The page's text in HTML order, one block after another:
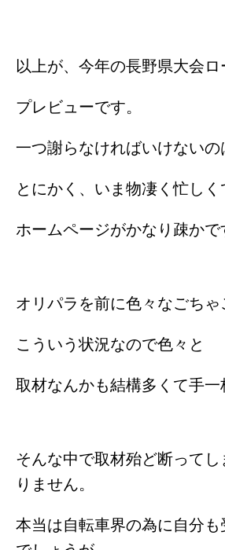
以上が、今年の長野県大会ロ
プレビューです。
一つ謝らなければいけないの
とにかく、いま物凄く忙しく
ホームページがかなり疎かで
オリパラを前に色々なごち
こういう状況なので色々と
取材なんかも結構多くて手一
そんな中で取材殆ど断って
りません。
本当は自転車界の為に自分